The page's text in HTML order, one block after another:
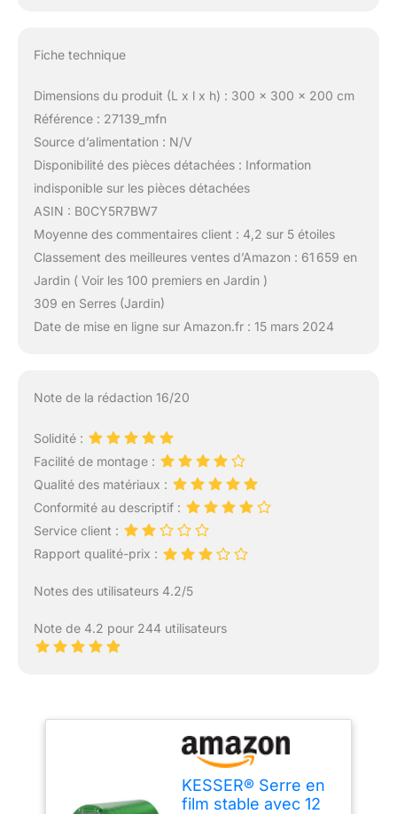
Fiche technique
Dimensions du produit (L x l x h) : 300 x 300 x 200 cm
Référence : 27139_mfn
Source d’alimentation : N/V
Disponibilité des pièces détachées : Information
indisponible sur les pièces détachées
ASIN : B0CY5R7BW7
Moyenne des commentaires client : 4,2 sur 5 étoiles
Classement des meilleures ventes d’Amazon : 61 659 en
Jardin ( Voir les 100 premiers en Jardin )
309 en Serres (Jardin)
Date de mise en ligne sur Amazon.fr : 15 mars 2024
Note de la rédaction 16/20
Solidité :
Facilité de montage :
Qualité des matériaux :
Conformité au descriptif :
Service client :
Rapport qualité-prix :
Notes des utilisateurs 4.2/5
Note de 4.2 pour 244 utilisateurs
KESSER® Serre en
film stable avec 12